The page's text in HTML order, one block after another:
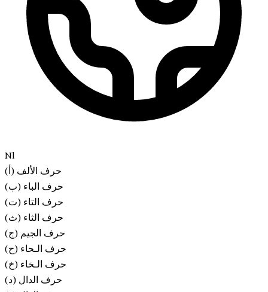
Nl
(أ) حرف الألف
(ب) حرف الباء
(ت) حرف التاء
(ث) حرف الثاء
(ج) حرف الجيم
(ح) حرف الـحاء
(خ) حرف الـخاء
(د) حرف الدال